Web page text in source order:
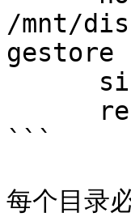
/mnt/
gestore
```
每个目录